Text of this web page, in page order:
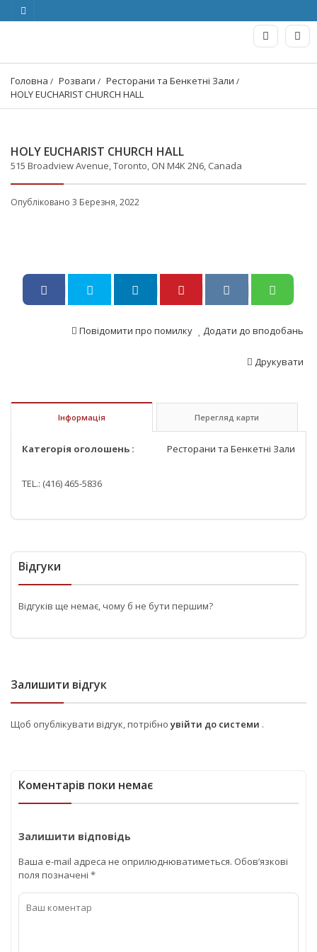
Головна Розваги
Ресторани та Бенкетні Зали
HOLY EUCHARIST CHURCH HALL
HOLY EUCHARIST CHURCH HALL
515 Broadview Avenue, Toronto, ON M4K 2N6, Canada
Опубліковано 3 Березня, 2022
Додати до вподобань
Повідомити про помилку
Друкувати
Інформація Перегляд карти
Категорія оголошень : Ресторани та Бенкетні Зали
TEL.: (416) 465-5836
Відгуки
Відгуків ще немає, чому б не бути першим?
Залишити відгук
Щоб опублікувати відгук, потрібно увійти до системи .
Коментарів поки немає
Залишити відповідь
Ваша e-mail адреса не оприлюднюватиметься. Обов’язкові
поля позначені *